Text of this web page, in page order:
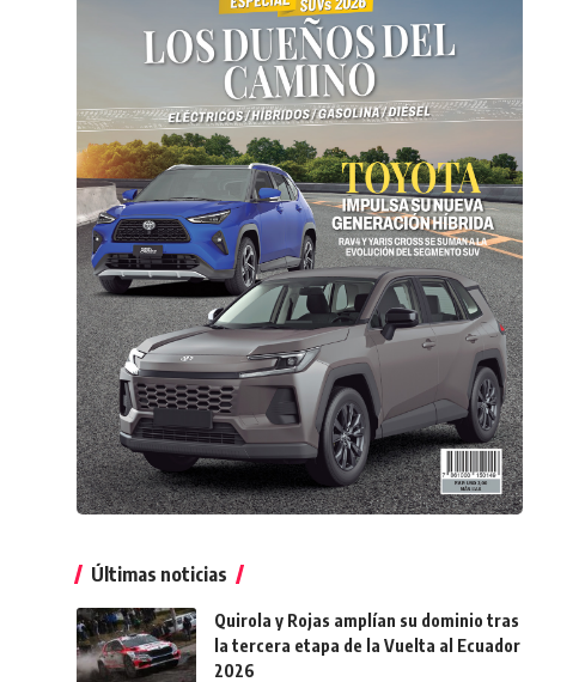
Últimas noticias
Quirola y Rojas amplían su dominio tras
la tercera etapa de la Vuelta al Ecuador
2026